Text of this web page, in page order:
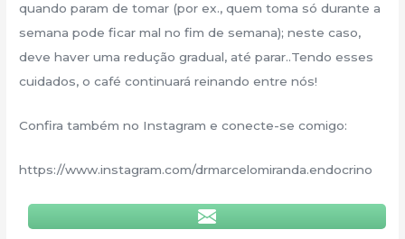
quando param de tomar (por ex., quem toma só durante a
semana pode ficar mal no fim de semana); neste caso,
deve haver uma redução gradual, até parar..Tendo esses
cuidados, o café continuará reinando entre nós!
Confira também no Instagram e conecte-se comigo:
https://www.instagram.com/drmarcelomiranda.endocrino